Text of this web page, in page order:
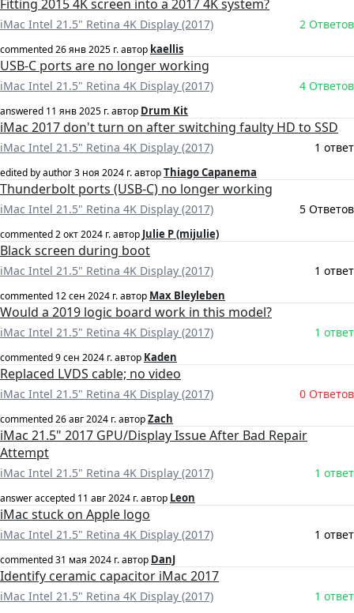
Fitting 2015 4K screen into a 2017 4K system?
iMac Intel 21.5" Retina 4K Display (2017) 2 Ответов
commented26 янв 2025 г.автор kaellis
USB-C ports are no longer working
iMac Intel 21.5" Retina 4K Display (2017) 4 Ответов
answered 11 янв 2025 г.автор Drum Kit
iMac 2017 don't turn on after switching faulty HD to SSD
iMac Intel 21.5" Retina 4K Display (2017) 1 ответ
edited by author3 ноя 2024 г.авторThiago Capanema
Thunderbolt ports (USB-C) no longer working
iMac Intel 21.5" Retina 4K Display (2017) 5 Ответов
commented2 окт 2024 г.автор Julie P (mijulie)
Black screen during boot
iMac Intel 21.5" Retina 4K Display (2017) 1 ответ
commented 12 сен 2024 г.автор Max Bleyleben
Would a 2019 logic board work in this model?
iMac Intel 21.5" Retina 4K Display (2017) 1 ответ
commented9 сен 2024 г.автор Kaden
Replaced LVDS cable; no video
iMac Intel 21.5" Retina 4K Display (2017) 0 Ответов
commented26 авг 2024 г.авторZach
iMac 21.5" 2017 GPU/Display Issue After Bad Repair
Attempt
iMac Intel 21.5" Retina 4K Display (2017) 1 ответ
answer accepted 11 авг 2024 г.автор Leon
iMac stuck on Apple logo
iMac Intel 21.5" Retina 4K Display (2017) 1 ответ
commented31 мая 2024 г.автор DanJ
Identify ceramic capacitor iMac 2017
iMac Intel 21.5" Retina 4K Display (2017) 1 ответ